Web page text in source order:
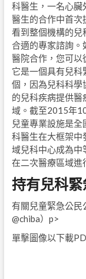
科醫生，一名心臟
醫生的合作中首次
看到整個機構的兒
合適的專家諮詢。
醫院合作，您可以
它是一個具有兒
個，因為兒科科學
的兒科疾病提供醫
域。截至2015年
兒童專業設施是
科醫生在大框架中
域兒科中心成為中
在二次醫療區域進
持有兒科
有關兒童緊急公
@chiba）p>
單擊圖像以下載